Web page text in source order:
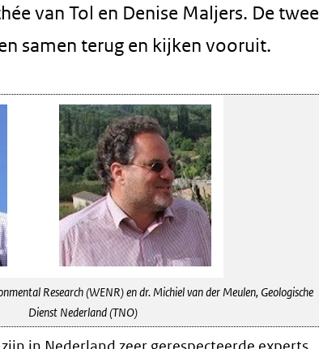
van Tol en Denise Maljers. De twee
samen terug en kijken vooruit.
Research (WENR) en dr. Michiel van der Meulen, Geologische
Dienst Nederland (TNO)